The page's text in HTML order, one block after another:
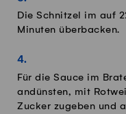
Die Schnitzel im auf
Minuten überbacken.
Für die Sauce im
andünsten, mit
Zucker zugeben und